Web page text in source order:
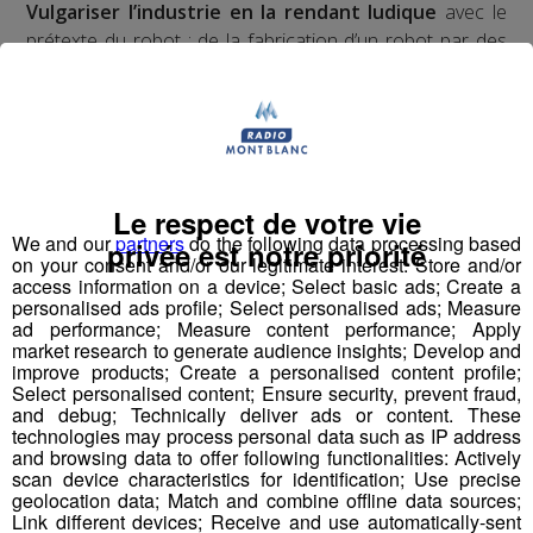
Vulgariser l’industrie en la rendant ludique avec le
prétexte du robot : de la fabrication d’un robot par des
participation à une compétition apprenante de robots le
"First Tech Challenge" en points d’orgue, avec leur robot
Les jeunes des établissements scolaires doivent
fabriquer un robot à partir d'un kit de pièces détachées
fourni par l'association organisatrice la compétition
"Robotique First France". Dans le cadre de TOP FAB, le
Groupe Mont Blanc Médias fait appel à4
établissements scolaires volontairesparticipant au
challenge en les associant à4 entreprises
industriellesd’envergure sur le territoire pour former
des binômes.
Pour mener à bien leur projet et tenter de
remporterla compétition nationale à Lyon le 22 mars,
ils pourront compter sur le coaching de
We and ourpartnersdo the following data processing based
on your consent and/or our legitimate interest: Store and/or
access information on a device; Select basic ads; Create a
personalised ads profile; Select personalised ads; Measure
ad performance; Measure content performance; Apply
market research to generate audience insights; Develop and
improve products; Create a personalised content profile;
Select personalised content; Ensure security, prevent fraud,
and debug; Technically deliver ads or content. These
technologies may process personal data such as IP address
and browsing data to offer following functionalities: Actively
scan device characteristics for identification; Use precise
geolocation data; Match and combine offline data sources;
Link different devices; Receive and use automatically-sent
Le respect de votre vie
privée est notre priorité